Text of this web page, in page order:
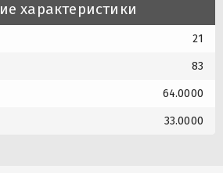
характеристики
21
83
64.0000
33.0000